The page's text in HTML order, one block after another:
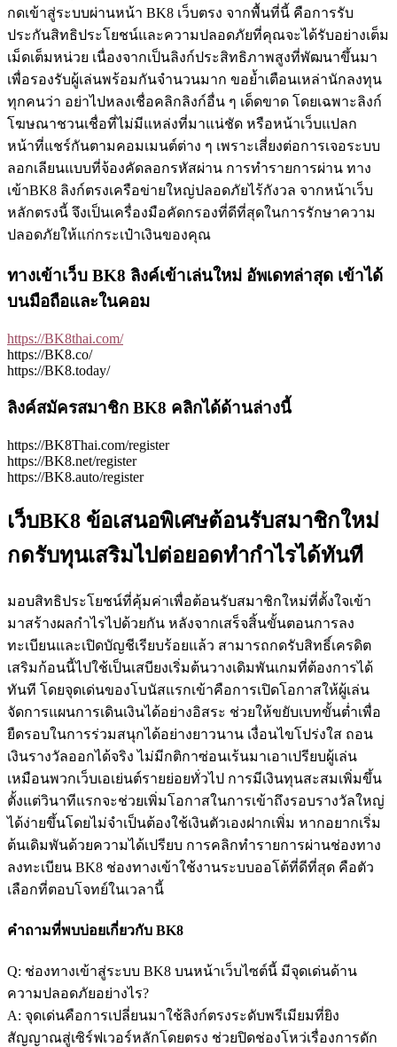
กดเข้าสู่ระบบผ่านหน้า BK8 เว็บตรง จากพื้นที่นี้ คือการรับ
ประกันสิทธิประโยชน์และความปลอดภัยที่คุณจะได้รับอย่างเต็ม
เม็ดเต็มหน่วย เนื่องจากเป็นลิงก์ประสิทธิภาพสูงที่พัฒนาขึ้นมา
เพื่อรองรับผู้เล่นพร้อมกันจำนวนมาก ขอย้ำเตือนเหล่านักลงทุน
ทุกคนว่า อย่าไปหลงเชื่อคลิกลิงก์อื่น ๆ เด็ดขาด โดยเฉพาะลิงก์
โฆษณาชวนเชื่อที่ไม่มีแหล่งที่มาแน่ชัด หรือหน้าเว็บแปลก
หน้าที่แชร์กันตามคอมเมนต์ต่าง ๆ เพราะเสี่ยงต่อการเจอระบบ
ลอกเลียนแบบที่จ้องคัดลอกรหัสผ่าน การทำรายการผ่าน ทาง
เข้าBK8 ลิงก์ตรงเครือข่ายใหญ่ปลอดภัยไร้กังวล จากหน้าเว็บ
หลักตรงนี้ จึงเป็นเครื่องมือคัดกรองที่ดีที่สุดในการรักษาความ
ปลอดภัยให้แก่กระเป๋าเงินของคุณ
ทางเข้าเว็บ BK8 ลิงค์เข้าเล่นใหม่ อัพเดทล่าสุด เข้าได้
บนมือถือและในคอม
https://BK8thai.com/
https://BK8.co/
https://BK8.today/
ลิงค์สมัครสมาชิก BK8 คลิกได้ด้านล่างนี้
https://BK8Thai.com/register
https://BK8.net/register
https://BK8.auto/register
เว็บBK8 ข้อเสนอพิเศษต้อนรับสมาชิกใหม่
กดรับทุนเสริมไปต่อยอดทำกำไรได้ทันที
มอบสิทธิประโยชน์ที่คุ้มค่าเพื่อต้อนรับสมาชิกใหม่ที่ตั้งใจเข้า
มาสร้างผลกำไรไปด้วยกัน หลังจากเสร็จสิ้นขั้นตอนการลง
ทะเบียนและเปิดบัญชีเรียบร้อยแล้ว สามารถกดรับสิทธิ์เครดิต
เสริมก้อนนี้ไปใช้เป็นเสบียงเริ่มต้นวางเดิมพันเกมที่ต้องการได้
ทันที โดยจุดเด่นของโบนัสแรกเข้าคือการเปิดโอกาสให้ผู้เล่น
จัดการแผนการเดินเงินได้อย่างอิสระ ช่วยให้ขยับเบทขั้นต่ำเพื่อ
ยืดรอบในการร่วมสนุกได้อย่างยาวนาน เงื่อนไขโปร่งใส ถอน
เงินรางวัลออกได้จริง ไม่มีกติกาซ่อนเร้นมาเอาเปรียบผู้เล่น
เหมือนพวกเว็บเอเย่นต์รายย่อยทั่วไป การมีเงินทุนสะสมเพิ่มขึ้น
ตั้งแต่วินาทีแรกจะช่วยเพิ่มโอกาสในการเข้าถึงรอบรางวัลใหญ่
ได้ง่ายขึ้นโดยไม่จำเป็นต้องใช้เงินตัวเองฝากเพิ่ม หากอยากเริ่ม
ต้นเดิมพันด้วยความได้เปรียบ การคลิกทำรายการผ่านช่องทาง
ลงทะเบียน BK8 ช่องทางเข้าใช้งานระบบออโต้ที่ดีที่สุด คือตัว
เลือกที่ตอบโจทย์ในเวลานี้
คำถามที่พบบ่อยเกี่ยวกับ BK8
Q: ช่องทางเข้าสู่ระบบ BK8 บนหน้าเว็บไซต์นี้ มีจุดเด่นด้าน
ความปลอดภัยอย่างไร?
A: จุดเด่นคือการเปลี่ยนมาใช้ลิงก์ตรงระดับพรีเมียมที่ยิง
สัญญาณสู่เซิร์ฟเวอร์หลักโดยตรง ช่วยปิดช่องโหว่เรื่องการดัก